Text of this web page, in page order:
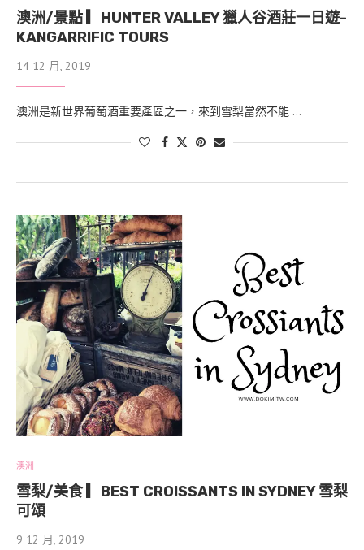
澳洲/景點 ▎HUNTER VALLEY 獵人谷酒莊一日遊-
KANGARRIFIC TOURS
14 12 月, 2019
澳洲是新世界葡萄酒重要產區之一，來到雪梨當然不能 …
澳洲
雪梨/美食 ▎BEST CROISSANTS IN SYDNEY 雪梨
可頌
9 12 月, 2019